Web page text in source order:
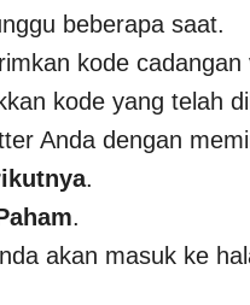
beberapa saat.
kode cadangan
kode yang telah
Anda dengan
.
.
akan masuk ke